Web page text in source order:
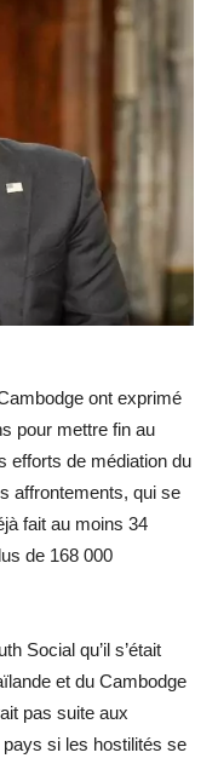
ont exprimé
pour mettre fin au
efforts de médiation du
affrontements, qui se
fait au moins 34
de 168 000
Social qu’il s’était
et du Cambodge
pas suite aux
si les hostilités se